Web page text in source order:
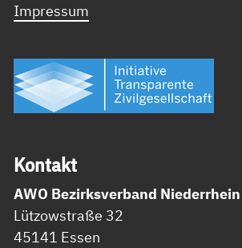
Impressum
Kon­takt
AWO Bezirksverband Niederrhein
Lützowstraße 32
45141 Essen